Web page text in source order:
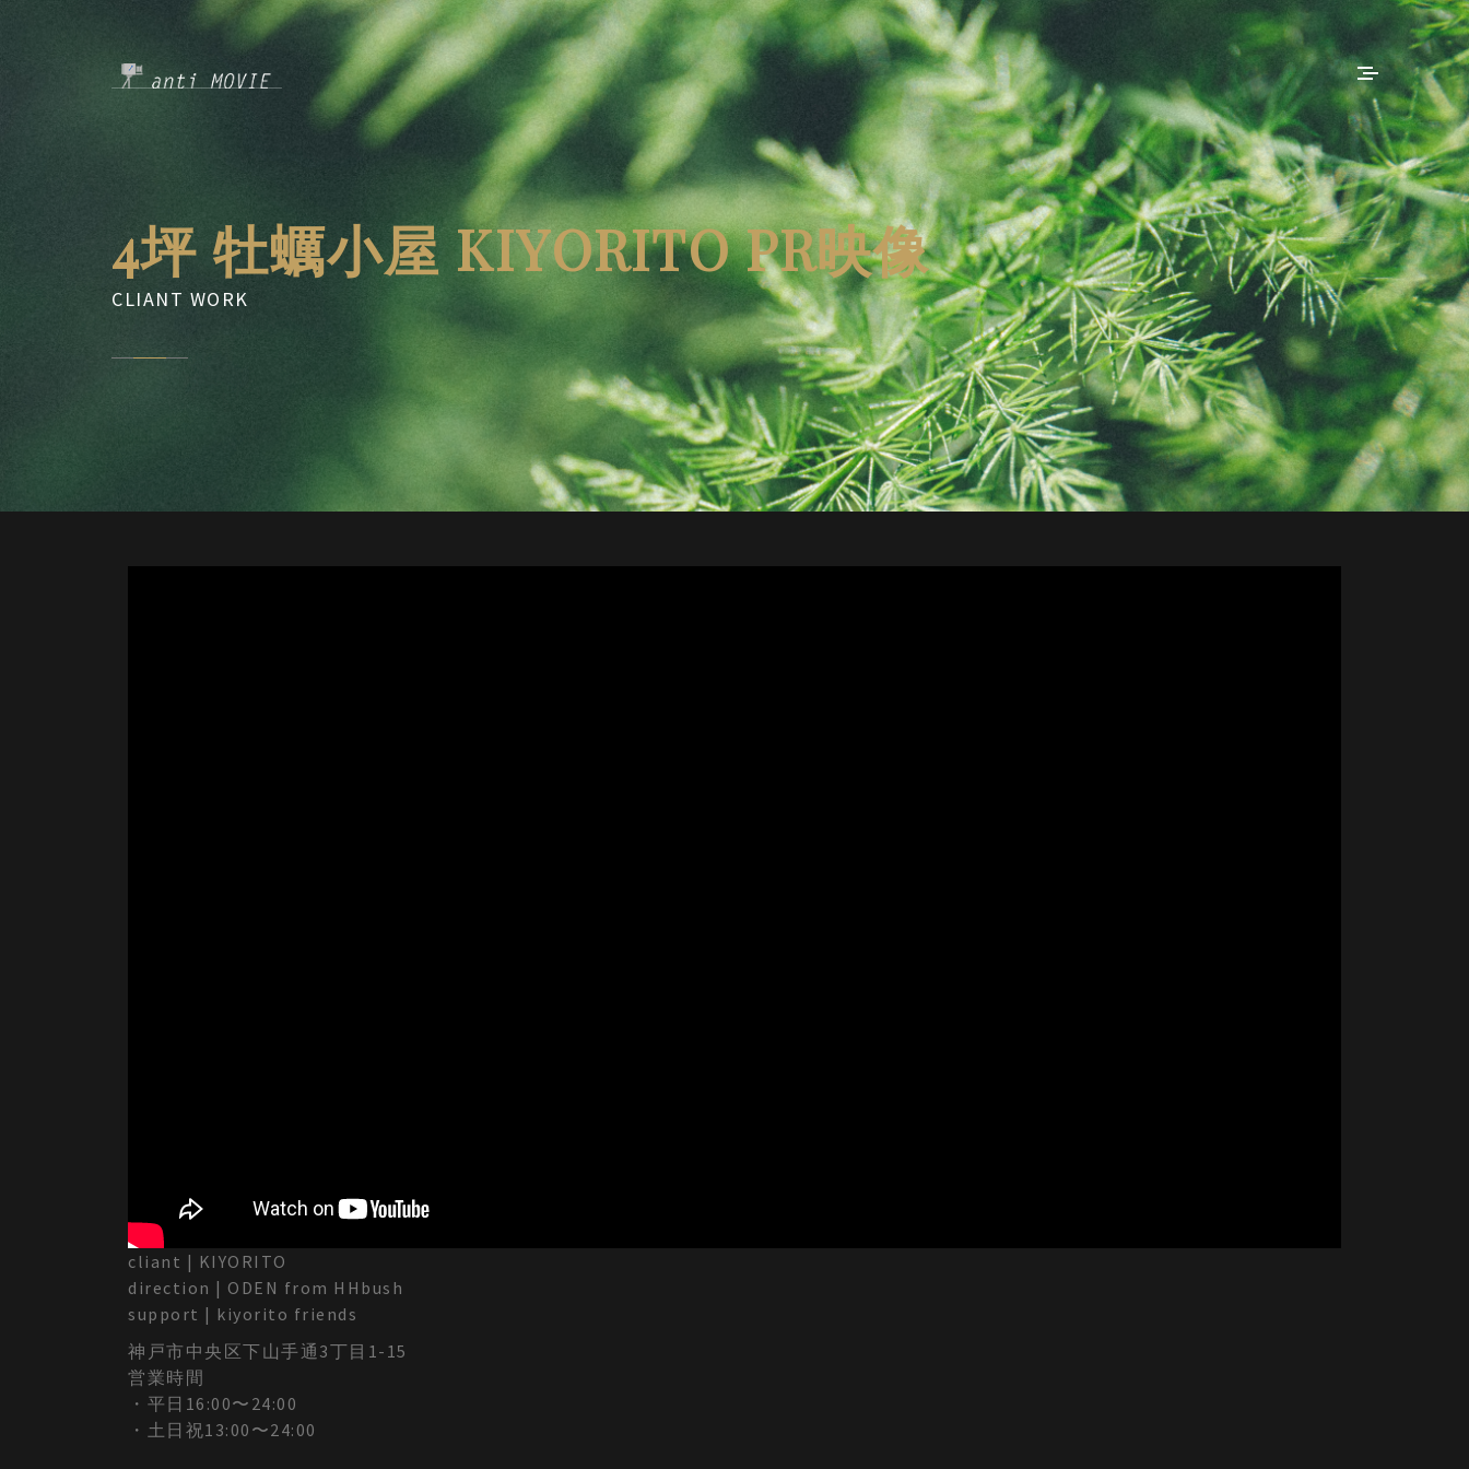
4坪 牡蠣小屋 KIYORITO PR映像
CLIANT WORK
cliant | KIYORITO
direction | ODEN from HHbush
support | kiyorito friends
神戸市中央区下山手通3丁目1-15
営業時間
・平日16:00〜24:00
・土日祝13:00〜24:00